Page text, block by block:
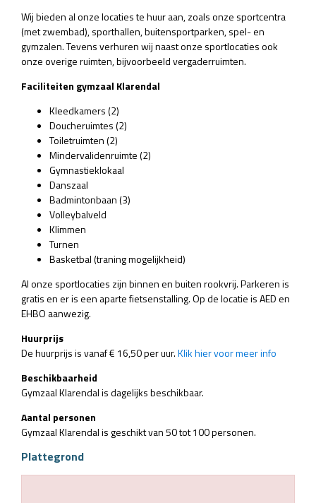
Wij bieden al onze locaties te huur aan, zoals onze sportcentra
(met zwembad), sporthallen, buitensportparken, spel- en
gymzalen. Tevens verhuren wij naast onze sportlocaties ook
onze overige ruimten, bijvoorbeeld vergaderruimten.
Faciliteiten gymzaal Klarendal
Kleedkamers (2)
Doucheruimtes (2)
Toiletruimten (2)
Mindervalidenruimte (2)
Gymnastieklokaal
Danszaal
Badmintonbaan (3)
Volleybalveld
Klimmen
Turnen
Basketbal (traning mogelijkheid)
Al onze sportlocaties zijn binnen en buiten rookvrij. Parkeren is
gratis en er is een aparte fietsenstalling. Op de locatie is AED en
EHBO aanwezig.
Huurprijs
De huurprijs is vanaf € 16,50 per uur.Klik hier voor meer info
Beschikbaarheid
Gymzaal Klarendal is dagelijks beschikbaar.
Aantal personen
Gymzaal Klarendal is geschikt van 50 tot 100 personen.
Plattegrond